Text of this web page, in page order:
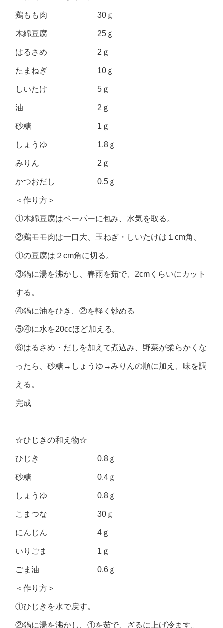
鶏もも肉 30ｇ
木綿豆腐 25ｇ
はるさめ 2ｇ
たまねぎ 10ｇ
しいたけ 5ｇ
油 2ｇ
砂糖 1ｇ
しょうゆ 1.8ｇ
みりん 2ｇ
かつおだし 0.5ｇ
＜作り方＞
①木綿豆腐はペーパーに包み、水気を取る。
②鶏モモ肉は一口大、玉ねぎ・しいたけは１cm角、
①の豆腐は２cm角に切る。
③鍋に湯を沸かし、春雨を茹で、2cmくらいにカット
する。
④鍋に油をひき、②を軽く炒める
⑤④に水を20ccほど加える。
⑥はるさめ・だしを加えて煮込み、野菜が柔らかくな
ったら、砂糖→しょうゆ→みりんの順に加え、味を調
える。
完成
☆ひじきの和え物☆
ひじき 0.8ｇ
砂糖 0.4ｇ
しょうゆ 0.8ｇ
こまつな 30ｇ
にんじん 4ｇ
いりごま 1ｇ
ごま油 0.6ｇ
＜作り方＞
①ひじきを水で戻す。
②鍋に湯を沸かし、①を茹で、ざるに上げ冷ます。